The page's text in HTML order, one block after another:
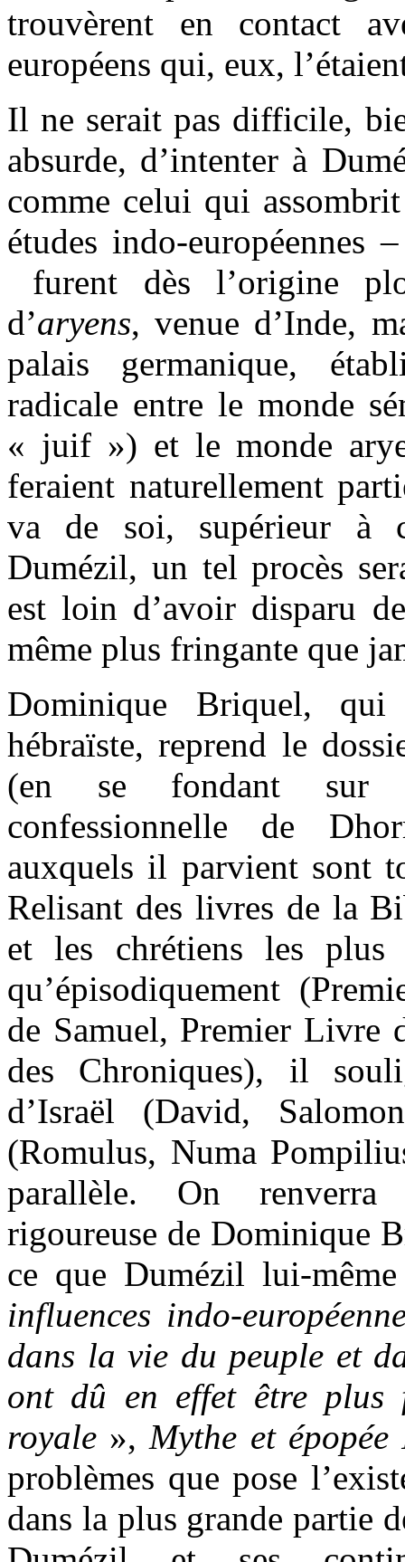
trouvèrent en contact
européens qui, eux,
Il ne serait pas difficile,
absurde, d’intenter à
comme celui qui
études indo-européennes
furent dès l’origine
d’aryens, venue d’Inde,
palais germanique,
radicale entre le monde
« juif ») et le monde
feraient naturellement
va de soi, supérieur à
Dumézil, un tel procès
est loin d’avoir disparu
même plus fringante que
Dominique Briquel,
hébraïste, reprend le
(en se fondant sur
confessionnelle de
auxquels il parvient sont
Relisant des livres de la
et les chrétiens les plus
qu’épisodiquement
de Samuel, Premier Livre
des Chroniques), il
d’Israël (David,
(Romulus, Numa
parallèle. On
rigoureuse de Dominique
ce que Dumézil lui-
influences indo-
dans la vie du peuple et
ont dû en effet être plus
royale »,Mythe et épopée
problèmes que pose
dans la plus grande partie